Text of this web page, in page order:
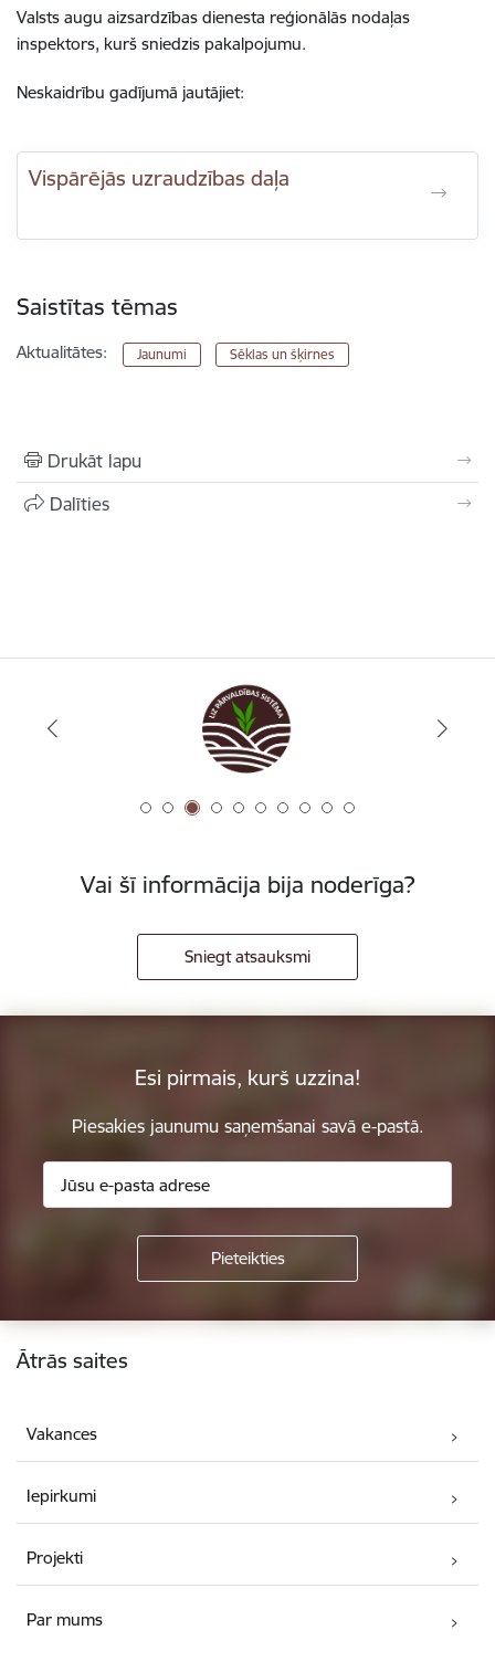
Valsts augu aizsardzības dienesta reģionālās nodaļas
inspektors, kurš sniedzis pakalpojumu.
Neskaidrību gadījumā jautājiet:
Vispārējās uzraudzības daļa
Saistītas tēmas
Aktualitātes: Jaunumi Sēklas un šķirnes
Drukāt lapu
Dalīties
Vai šī informācija bija noderīga?
Sniegt atsauksmi
Esi pirmais, kurš uzzina!
Piesakies jaunumu saņemšanai savā e-pastā.
Kājene
Ātrās saites
Vakances
Iepirkumi
Projekti
Par mums